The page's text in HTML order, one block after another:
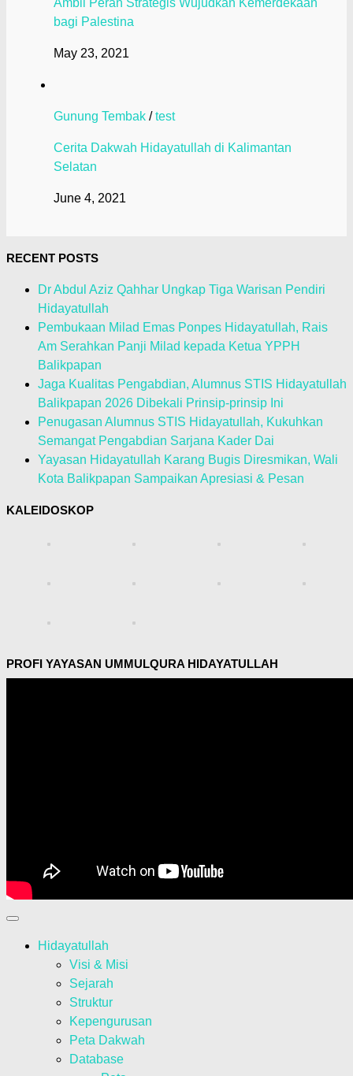
Ambil Peran Strategis Wujudkan Kemerdekaan
bagi Palestina
May 23, 2021
Gunung Tembak /test
Cerita Dakwah Hidayatullah di Kalimantan
Selatan
June 4, 2021
RECENT POSTS
Dr Abdul Aziz Qahhar Ungkap Tiga Warisan Pendiri
Hidayatullah
Pembukaan Milad Emas Ponpes Hidayatullah, Rais
Am Serahkan Panji Milad kepada Ketua YPPH
Balikpapan
Jaga Kualitas Pengabdian, Alumnus STIS Hidayatullah
Balikpapan 2026 Dibekali Prinsip-prinsip Ini
Penugasan Alumnus STIS Hidayatullah, Kukuhkan
Semangat Pengabdian Sarjana Kader Dai
Yayasan Hidayatullah Karang Bugis Diresmikan, Wali
Kota Balikpapan Sampaikan Apresiasi & Pesan
KALEIDOSKOP
PROFI YAYASAN UMMULQURA HIDAYATULLAH
Hidayatullah
Visi & Misi
Sejarah
Struktur
Kepengurusan
Peta Dakwah
Database